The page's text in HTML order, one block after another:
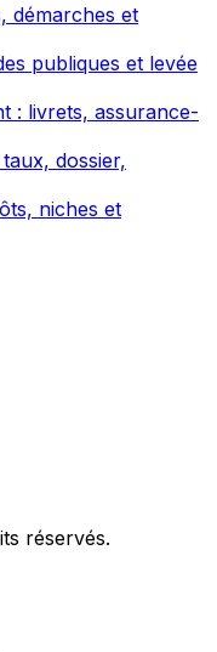
démarches et
publiques et levée
: livrets, assurance-
dossier,
niches et
réservés.